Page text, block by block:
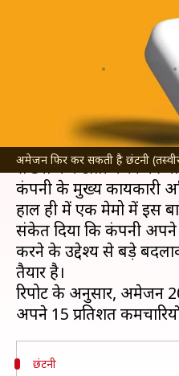
अमेजन फिर कर सकती है छंटनी
प्रतिशत
Sep 17, 2024
अमेजनएक बार फिर बड़े
संख्या में कटौती करने की
कंपनी के मुख्य कार्यकारी
हाल ही में एक मेमो में इस
संकेत दिया कि कंपनी अपने
करने के उद्देश्य से बड़े
तैयार है।
रिपोर्ट के अनुसार, अमेजन
छंटनी